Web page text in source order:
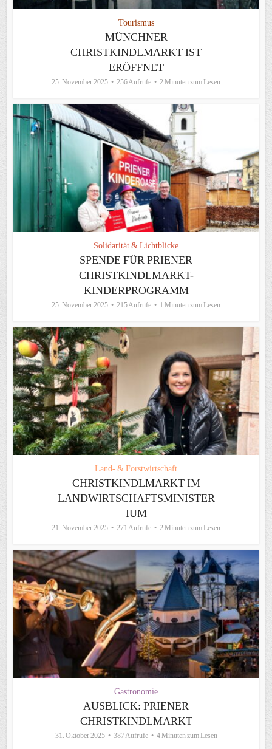
Tourismus
MÜNCHNER
CHRISTKINDLMARKT IST
ERÖFFNET
25. November 2025 256 Aufrufe 2 Minuten zum Lesen
Solidarität & Lichtblicke
SPENDE FÜR PRIENER
CHRISTKINDLMARKT-
KINDERPROGRAMM
25. November 2025 215 Aufrufe 1 Minuten zum Lesen
Land- & Forstwirtschaft
CHRISTKINDLMARKT IM
LANDWIRTSCHAFTSMINISTER
IUM
21. November 2025 271 Aufrufe 2 Minuten zum Lesen
Gastronomie
AUSBLICK: PRIENER
CHRISTKINDLMARKT
31. Oktober 2025 387 Aufrufe 4 Minuten zum Lesen